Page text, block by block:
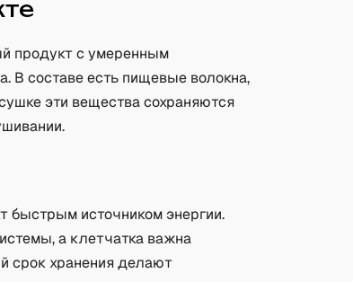
продукт с умеренным
В составе есть пищевые волокна,
эти вещества сохраняются
быстрым источником энергии.
а клетчатка важна
срок хранения делают